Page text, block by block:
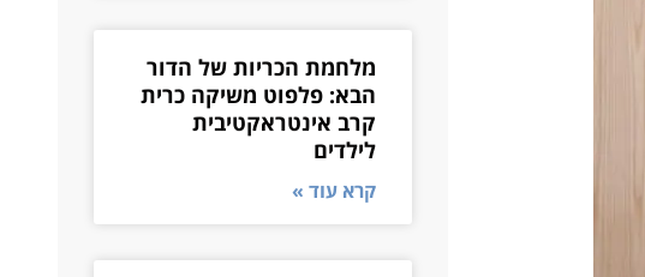
מלחמת הכריות של הדור
הבא: פלפוט משיקה כרית
קרב אינטראקטיבית
לילדים
קרא עוד »